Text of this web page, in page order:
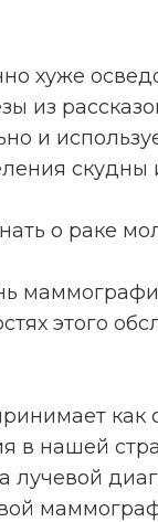
хуже
из
и
о раке
этого
как
в нашей
лучевой